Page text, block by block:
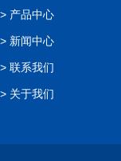
> 产品中心
> 新闻中心
> 联系我们
> 关于我们